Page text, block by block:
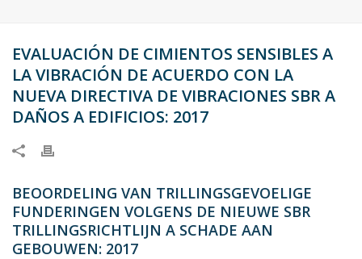
EVALUACIÓN DE CIMIENTOS SENSIBLES A
LA VIBRACIÓN DE ACUERDO CON LA
NUEVA DIRECTIVA DE VIBRACIONES SBR A
DAÑOS A EDIFICIOS: 2017
BEOORDELING VAN TRILLINGSGEVOELIGE
FUNDERINGEN VOLGENS DE NIEUWE SBR
TRILLINGSRICHTLIJN A SCHADE AAN
GEBOUWEN: 2017